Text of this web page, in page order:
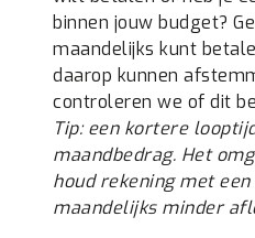
binnen jouw budget?
maandelijks kunt
daarop kunnen
controleren we of dit
Tip: een kortere
maandbedrag. Het
houd rekening met
maandelijks minder